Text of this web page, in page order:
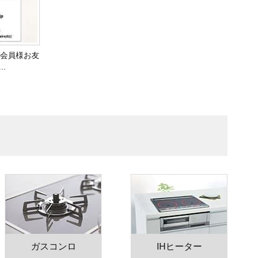
員様お友
ガスコンロ IHヒーター